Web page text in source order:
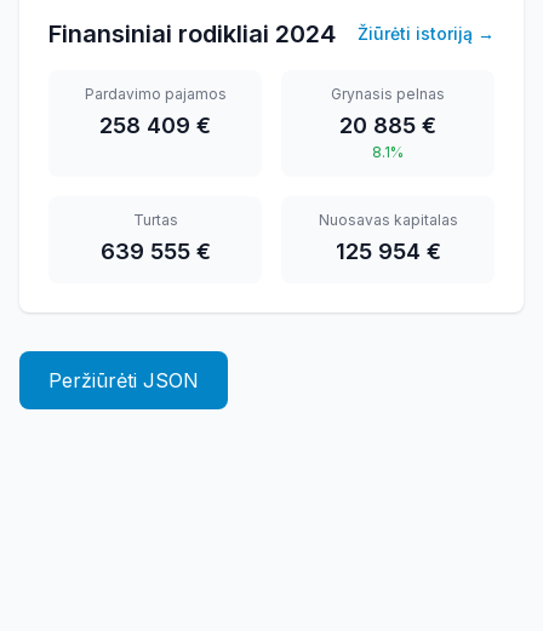
Finansiniai rodikliai 2024 Žiūrėti istoriją →
Pardavimo pajamos
258 409 €
Grynasis pelnas
20 885 €
8.1%
Turtas
639 555 €
Nuosavas kapitalas
125 954 €
Peržiūrėti JSON